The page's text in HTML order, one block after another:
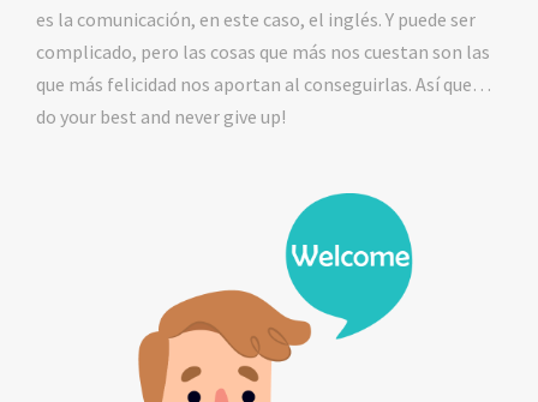
es la comunicación, en este caso, el inglés. Y puede ser
complicado, pero las cosas que más nos cuestan son las
que más felicidad nos aportan al conseguirlas. Así que…
do your best and never give up!